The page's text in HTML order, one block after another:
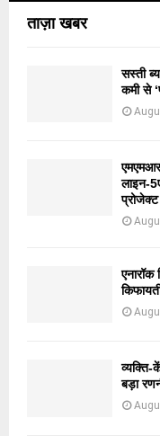
ताज़ा खबर
सस्ती
कमी से
लाइन-
प्रोजेक्ट
एनारॉक
व्यक्ति-
बड़ा